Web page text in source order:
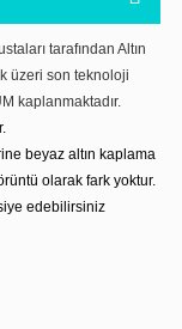
tarafından Altın
üzeri son teknoloji
kaplanmaktadır.
beyaz altın kaplama
olarak fark yoktur.
edebilirsiniz